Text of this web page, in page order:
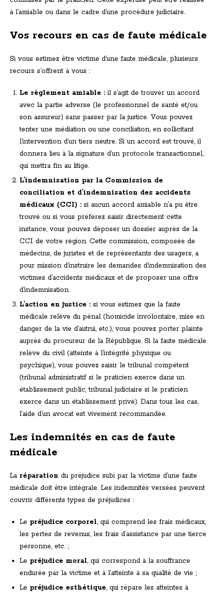
à l’amiable ou dans le cadre d’une procédure judiciaire.
Vos recours en cas de faute médicale
Si vous estimez être victime d’une faute médicale, plusieurs
recours s’offrent à vous :
Le règlement amiable : il s’agit de trouver un accord
avec la partie adverse (le professionnel de santé et/ou
son assureur) sans passer par la justice. Vous pouvez
tenter une médiation ou une conciliation, en sollicitant
l’intervention d’un tiers neutre. Si un accord est trouvé, il
donnera lieu à la signature d’un protocole transactionnel,
qui mettra fin au litige.
L’indemnisation par la Commission de
conciliation et d’indemnisation des accidents
médicaux (CCI) : si aucun accord amiable n’a pu être
trouvé ou si vous préférez saisir directement cette
instance, vous pouvez déposer un dossier auprès de la
CCI de votre région. Cette commission, composée de
médecins, de juristes et de représentants des usagers, a
pour mission d’instruire les demandes d’indemnisation des
victimes d’accidents médicaux et de proposer une offre
d’indemnisation.
L’action en justice : si vous estimez que la faute
médicale relève du pénal (homicide involontaire, mise en
danger de la vie d’autrui, etc.), vous pouvez porter plainte
auprès du procureur de la République. Si la faute médicale
relève du civil (atteinte à l’intégrité physique ou
psychique), vous pouvez saisir le tribunal compétent
(tribunal administratif si le praticien exerce dans un
établissement public, tribunal judiciaire si le praticien
exerce dans un établissement privé). Dans tous les cas,
l’aide d’un avocat est vivement recommandée.
Les indemnités en cas de faute
médicale
La réparation du préjudice subi par la victime d’une faute
médicale doit être intégrale. Les indemnités versées peuvent
couvrir différents types de préjudices :
Le préjudice corporel, qui comprend les frais médicaux,
les pertes de revenus, les frais d’assistance par une tierce
personne, etc. ;
Le préjudice moral, qui correspond à la souffrance
endurée par la victime et à l’atteinte à sa qualité de vie ;
Le préjudice esthétique, qui répare les atteintes à